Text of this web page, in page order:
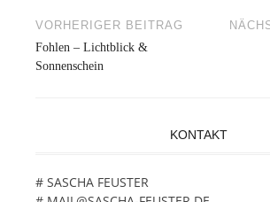
Beitragsnavigation
VORHERIGER BEITRAG
Fohlen – Lichtblick &
Sonnenschein
KONTAKT
# SASCHA FEUSTER